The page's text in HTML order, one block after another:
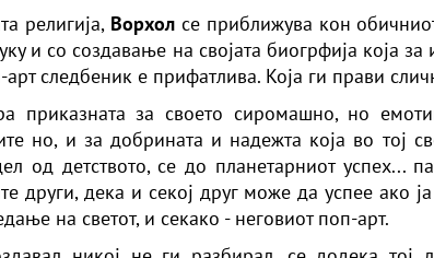
религија, Ворхол се приближува кон
и со создавање на својата биогрфија која за
следбеник е прифатлива. Која ги прави
приказната за своето сиромашно, но
но, и за добрината и надежта која во тој
од детството, се до планетарниот успех...
други, дека и секој друг може да успее ако
на светот, и секако - неговиот поп-арт.